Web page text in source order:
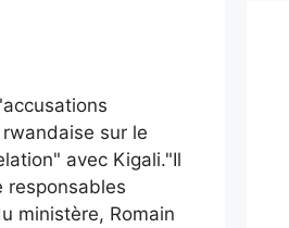
sur le
avec Kigali."Il
responsables
ministère, Romain